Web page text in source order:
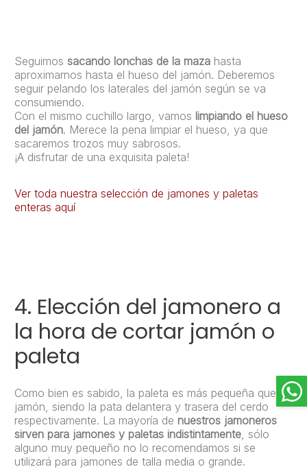
Seguimos sacando lonchas de la maza hasta
aproximarnos hasta el hueso del jamón. Deberemos
seguir pelando los laterales del jamón según se va
consumiendo.
Con el mismo cuchillo largo, vamos limpiando el hueso
del jamón. Merece la pena limpiar el hueso, ya que
sacaremos trozos muy sabrosos.
¡A disfrutar de una exquisita paleta!
Ver toda nuestra selección de jamones y paletas
enteras aquí
4. Elección del jamonero a
la hora de cortar jamón o
paleta
Como bien es sabido, la paleta es más pequeña que el
jamón, siendo la pata delantera y trasera del cerdo
respectivamente. La mayoría de nuestros jamoneros
sirven para jamones y paletas indistintamente , sólo
alguno muy pequeño no lo recomendamos si se
utilizará para jamones de talla media o grande.